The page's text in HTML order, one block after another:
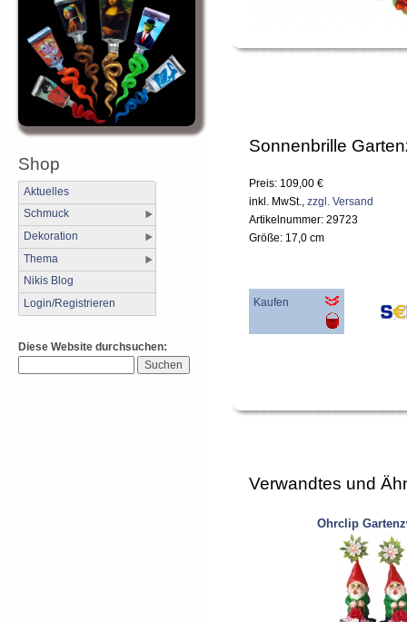
Shop
Aktuelles
Schmuck
Dekoration
Thema
Nikis Blog
Login/Registrieren
Diese Website durchsuchen:
Sonnenbrille
Preis: 109,00 €
inkl. MwSt., zzgl. Versand
Artikelnummer: 29723
Größe: 17,0 cm
Kaufen
Verwandtes und
Ohrclip